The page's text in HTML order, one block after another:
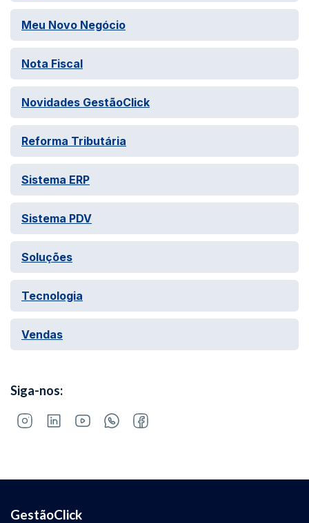
Meu Novo Negócio
Nota Fiscal
Novidades GestãoClick
Reforma Tributária
Sistema ERP
Sistema PDV
Soluções
Tecnologia
Vendas
Siga-nos:
GestãoClick